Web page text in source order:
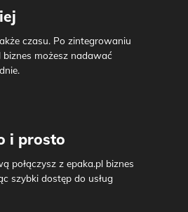
czasu. Po zintegrowaniu
możesz nadawać
i prosto
połączysz z epaka.pl biznes
szybki dostęp do usług